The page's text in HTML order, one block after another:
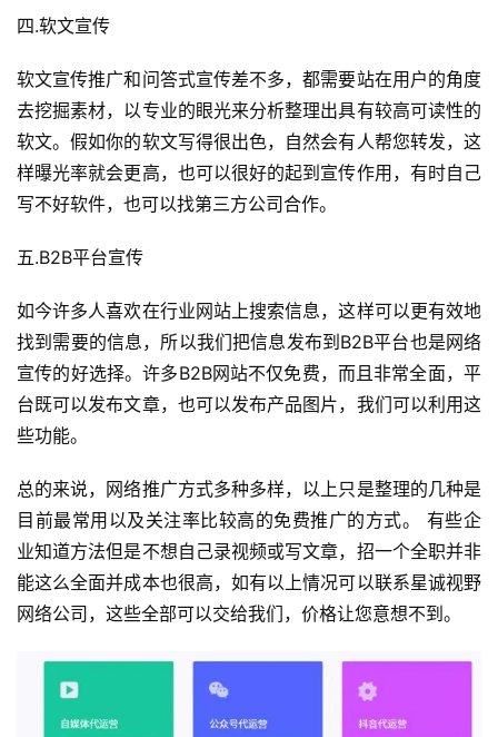
四.软文宣传
软文宣传推广和问答式宣传差不多，都需要站在用户的角度
去挖掘素材，以专业的眼光来分析整理出具有较高可读性的
软文。假如你的软文写得很出色，自然会有人帮您转发，这
样曝光率就会更高，也可以很好的起到宣传作用，有时自己
写不好软件，也可以找第三方公司合作。
五.B2B平台宣传
如今许多人喜欢在行业网站上搜索信息，这样可以更有效地
找到需要的信息，所以我们把信息发布到B2B平台也是网络
宣传的好选择。许多B2B网站不仅免费，而且非常全面，平
台既可以发布文章，也可以发布产品图片，我们可以利用这
些功能。
总的来说，网络推广方式多种多样，以上只是整理的几种是
目前最常用以及关注率比较高的免费推广的方式。 有些企
业知道方法但是不想自己录视频或写文章，招一个全职并非
能这么全面并成本也很高，如有以上情况可以联系星诚视野
网络公司，这些全部可以交给我们，价格让您意想不到。